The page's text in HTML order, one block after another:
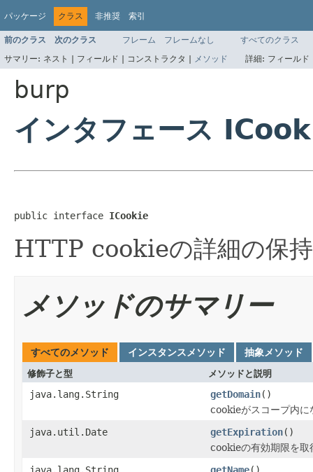
パッケージ クラス 非推奨 索引
前のクラス 次のクラス フレーム フレームなし
すべてのクラス
サマリー: ネスト | フィールド | コンストラクタ | メソッド 詳細: フィール
burp
インタフェース
public interface ICookie
HTTP cookieの詳細の保
メソッドのサマリー
すべてのメソッド インスタンスメソッド 抽象メソッド
修飾子と型 メソッドと説明
java.lang.String getDomain()
cookieがスコープ内に
java.util.Date
getExpiration()
cookieの有効期限を取
java.lang.String
getName()